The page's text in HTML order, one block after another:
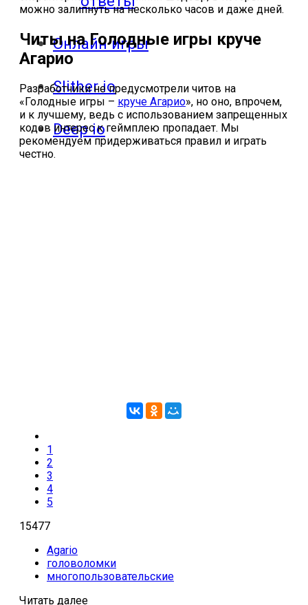
Онлайн игры
Slither io
Deep io
можно залипнуть на несколько часов и даже дней.
Читы на Голодные игры круче
Агарио
Разработчики не предусмотрели читов на
«Голодные игры – круче Агарио», но оно, впрочем,
и к лучшему, ведь с использованием запрещенных
кодов интерес к геймплею пропадает. Мы
рекомендуем придерживаться правил и играть
честно.
1
2
3
4
5
15477
Agario
головоломки
многопользовательские
Читать далее